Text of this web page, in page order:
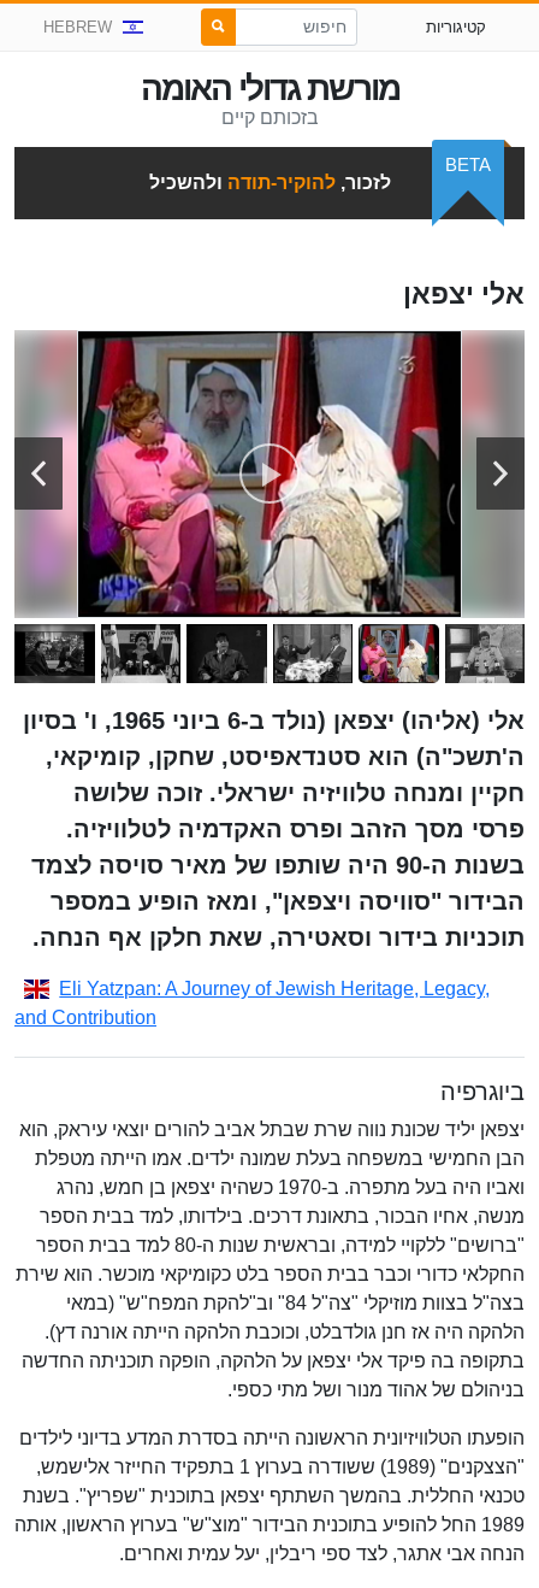
קטיגוריות HEBREW
מורשת גדולי האומה
בזכותם קיים
לזכור,להוקיר-תודה ולהשכיל
BETA
אלי יצפאן
אלי (אליהו) יצפאן (נולד ב-6 ביוני 1965, ו' בסיון
ה'תשכ"ה) הוא סטנדאפיסט, שחקן, קומיקאי,
חקיין ומנחה טלוויזיה ישראלי. זוכה שלושה
פרסי מסך הזהב ופרס האקדמיה לטלוויזיה.
בשנות ה-90 היה שותפו של מאיר סויסה לצמד
הבידור "סוויסה ויצפאן", ומאז הופיע במספר
תוכניות בידור וסאטירה, שאת חלקן אף הנחה.
Eli Yatzpan: A Journey of Jewish Heritage, Legacy,
and Contribution
ביוגרפיה
יצפאן יליד שכונת נווה שרת שבתל אביב להורים יוצאי עיראק, הוא
הבן החמישי במשפחה בעלת שמונה ילדים. אמו הייתה מטפלת
ואביו היה בעל מתפרה. ב-1970 כשהיה יצפאן בן חמש, נהרג
מנשה, אחיו הבכור, בתאונת דרכים. בילדותו, למד בבית הספר
"ברושים" ללקויי למידה, ובראשית שנות ה-80 למד בבית הספר
החקלאי כדורי וכבר בבית הספר בלט כקומיקאי מוכשר. הוא שירת
בצה"ל בצוות מוזיקלי "צה"ל 84" וב"להקת המפח"ש" (במאי
הלהקה היה אז חנן גולדבלט, וכוכבת הלהקה הייתה אורנה דץ).
בתקופה בה פיקד אלי יצפאן על הלהקה, הופקה תוכניתה החדשה
בניהולם של אהוד מנור ושל מתי כספי.
הופעתו הטלוויזיונית הראשונה הייתה בסדרת המדע בדיוני לילדים
"הצצקנים" (1989) ששודרה בערוץ 1 בתפקיד החייזר אלישמש,
טכנאי החללית. בהמשך השתתף יצפאן בתוכנית "שפריץ". בשנת
1989 החל להופיע בתוכנית הבידור "מוצ"ש" בערוץ הראשון, אותה
הנחה אבי אתגר, לצד ספי ריבלין, יעל עמית ואחרים.